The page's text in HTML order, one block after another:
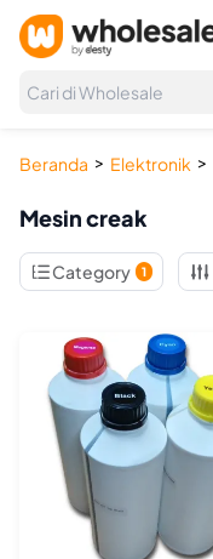
Cari di Wholesale
Beranda > Elektronik >
Mesin creak
Category 1